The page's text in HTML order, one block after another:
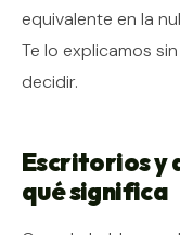
equivalente en la
Te lo explicamos
decidir.
Escritorios y
qué significa